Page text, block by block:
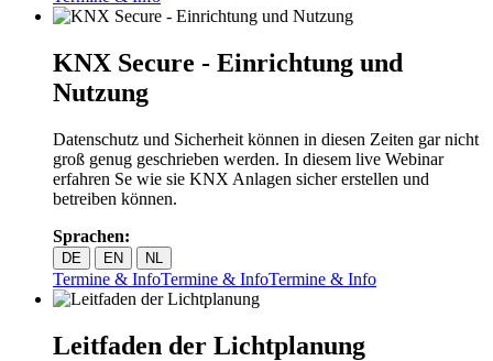
KNX Secure - Einrichtung und
Nutzung
Datenschutz und Sicherheit können in diesen Zeiten gar nicht
groß genug geschrieben werden. In diesem live Webinar
erfahren Se wie sie KNX Anlagen sicher erstellen und
betreiben können.
Sprachen:
DE EN NL
Termine & InfoTermine & InfoTermine & Info
Leitfaden der Lichtplanung